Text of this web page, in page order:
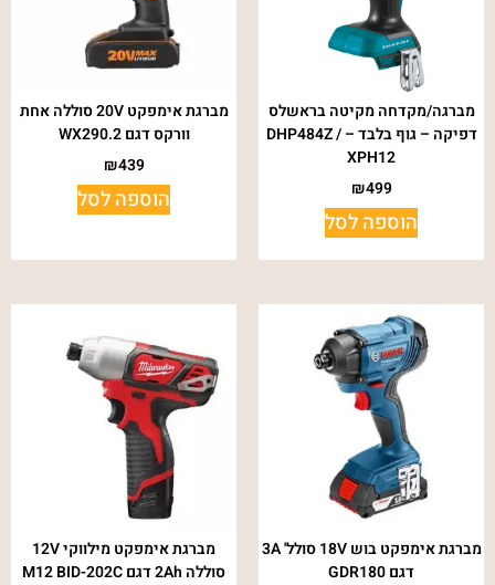
מברגה/מקדחה מקיטה בראשלס
דפיקה – גוף בלבד – DHP484Z /
XPH12
₪499
הוספה לסל
מברגת אימפקט 20V סוללה אחת
וורקס דגם WX290.2
₪439
הוספה לסל
מברגת אימפקט בוש 18V סולל' 3A
דגם GDR180
מברגת אימפקט מילווקי 12V
סוללה 2Ah דגם M12 BID-202C